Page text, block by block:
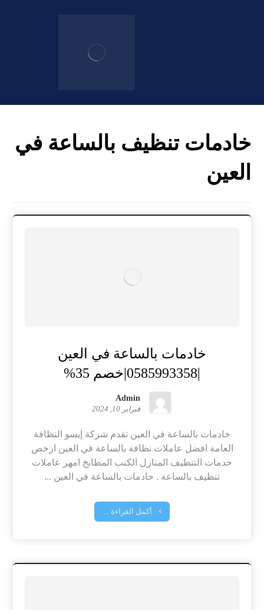
خادمات تنظيف بالساعة في
العين
خادمات بالساعة في العين
Admin
فبراير 10, 2024
خادمات بالساعة في العين تقدم شركة إيسو النظافة
العامة افضل عاملات نظافة بالساعة في العين ارخص
خدمات التنظيف المنازل الكنب المطابخ امهر عاملات
تنظيف بالساعة . خادمات بالساعة في العين ...
أكمل القراءة ...